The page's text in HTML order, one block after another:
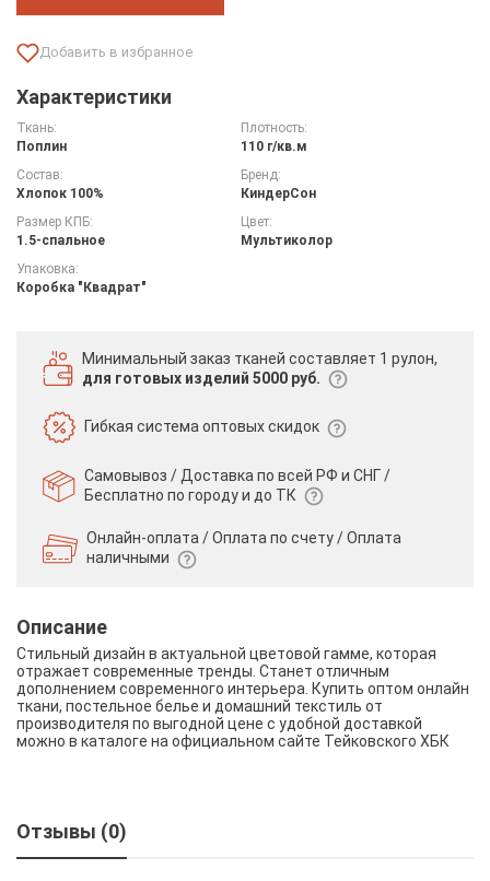
Характеристики
Ткань:
Поплин
Плотность:
110 г/кв.м
Состав:
Хлопок 100%
Бренд:
КиндерСон
Размер КПБ:
1.5-спальное
Цвет:
Мультиколор
Упаковка:
Коробка "Квадрат"
Минимальный заказ тканей составляет 1 рулон,
для готовых изделий 5000 руб.
Гибкая системаоптовых скидок
Самовывоз / Доставка по всей РФ и СНГ /
Бесплатно по городу и до ТК
Онлайн-оплата / Оплата по счету /Оплата
наличными
Описание
Стильный дизайн в актуальной цветовой гамме, которая
отражает современные тренды. Станет отличным
дополнением современного интерьера. Купить оптом онлайн
ткани, постельное белье и домашний текстиль от
производителя по выгодной цене с удобной доставкой
можно в каталоге на официальном сайте Тейковского ХБК
Отзывы (0)